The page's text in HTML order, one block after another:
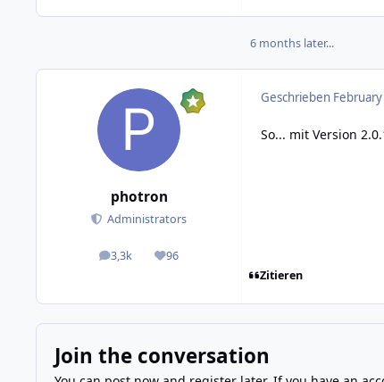
6 months later...
photron
Administrators
3,3k
posts 96
Reputation
Geschrieben
So... mit Version
Zitieren
Join the conversation